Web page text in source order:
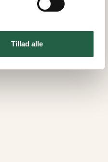
Tillad alle